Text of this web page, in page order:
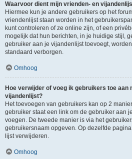
Waarvoor dient mijn vrienden- en
Hiermee kun je andere gebruikers op het
vriendenlijst staan worden in het
kunt controleren of ze online zijn, of een
mogelijk dat hun berichten, in je huidige stijl,
gebruiker aan je vijandenlijst toevoegt,
standaard verborgen.
Omhoog
Hoe verwijder of voeg ik gebruikers toe aan
vijandenlijst?
Het toevoegen van gebruikers kan op 2
gebruiker staat een link om de gebruiker aan
voegen. De tweede manier is via het
gebruikersnaam opgeven. Op dezelfde
lijst verwijderen.
Omhoog